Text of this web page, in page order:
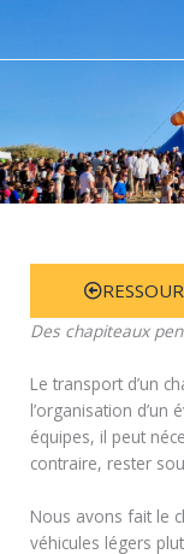
contenu
Des chapiteaux
Le transport d’un
l’organisation d’un
équipes, il peut
contraire, rester
Nous avons fait le
véhicules légers